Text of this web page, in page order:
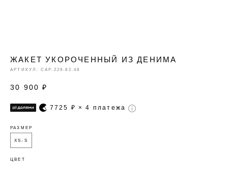
ЖАКЕТ УКОРОЧЕННЫЙ ИЗ ДЕНИМА
АРТИКУЛ: CAP.229.82.48
30 900 ₽
7725 ₽ × 4 платежа
РАЗМЕР
XS-S
ЦВЕТ